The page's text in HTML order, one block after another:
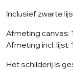
Inclusief zwarte
Afmeting canvas:
Afmeting incl. lijst:
Het schilderij is